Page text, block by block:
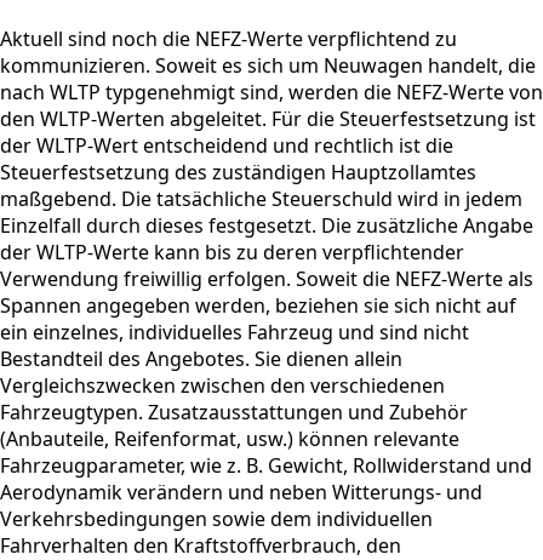
Aktuell sind noch die NEFZ-Werte verpflichtend zu
kommunizieren. Soweit es sich um Neuwagen handelt, die
nach WLTP typgenehmigt sind, werden die NEFZ-Werte von
den WLTP-Werten abgeleitet. Für die Steuerfestsetzung ist
der WLTP-Wert entscheidend und rechtlich ist die
Steuerfestsetzung des zuständigen Hauptzollamtes
maßgebend. Die tatsächliche Steuerschuld wird in jedem
Einzelfall durch dieses festgesetzt. Die zusätzliche Angabe
der WLTP-Werte kann bis zu deren verpflichtender
Verwendung freiwillig erfolgen. Soweit die NEFZ-Werte als
Spannen angegeben werden, beziehen sie sich nicht auf
ein einzelnes, individuelles Fahrzeug und sind nicht
Bestandteil des Angebotes. Sie dienen allein
Vergleichszwecken zwischen den verschiedenen
Fahrzeugtypen. Zusatzausstattungen und Zubehör
(Anbauteile, Reifenformat, usw.) können relevante
Fahrzeugparameter, wie z. B. Gewicht, Rollwiderstand und
Aerodynamik verändern und neben Witterungs- und
Verkehrsbedingungen sowie dem individuellen
Fahrverhalten den Kraftstoffverbrauch, den